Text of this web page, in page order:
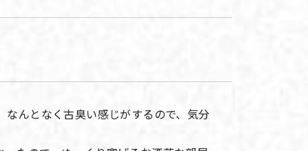
なんとなく古臭い感じがするので、気分